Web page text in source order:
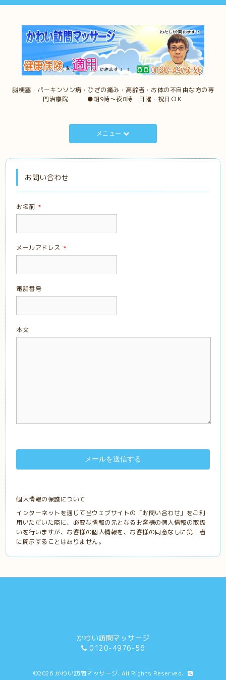
脳梗塞・パーキンソン病・ひざの痛み・高齢者・お体の不自由な方の専
門治療院 ●朝9時～夜8時 日曜・祝日ＯＫ
メニュー
お問い合わせ
お名前 *
メールアドレス *
電話番号
本文
個人情報の保護について
インターネットを通じて当ウェブサイトの「お問い合わせ」をご利
用いただいた際に、必要な情報の元となるお客様の個人情報の取扱
いを行いますが、お客様の個人情報を、お客様の同意なしに第三者
に開示することはありません。
かわい訪問マッサージ
0120-4976-56
©2026 かわい訪問マッサージ. All Rights Reserved.